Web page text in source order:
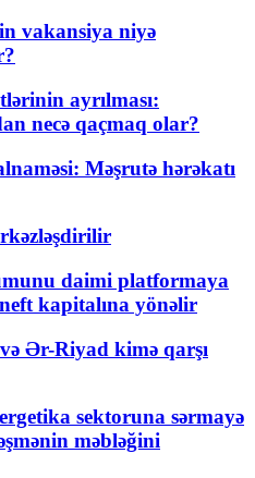
vakansiya niyə
ayrılması:
necə qaçmaq olar?
Məşrutə hərəkatı
daimi platformaya
kapitalına yönəlir
Ər-Riyad kimə qarşı
sektoruna sərmayə
məbləğini